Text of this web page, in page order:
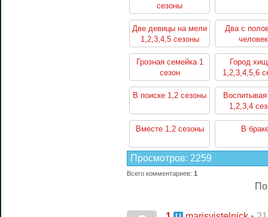
сезоны
Две девицы на мели
1,2,3,4,5 сезоны
Два с
сезоны
Грозная семейка 1
сезон
Город
1,2,3,4,5,6
В поиске 1,2 сезоны
1,2,3,4
Вместе 1,2 сезоны В
Просмотров: 2259
Всего комментариев: 1